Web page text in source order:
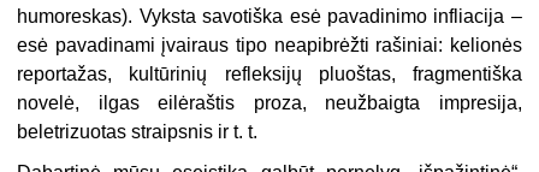
humoreskas). Vyksta savotiška esė pavadinimo infliacija –
esė pavadinami įvairaus tipo neapibrėžti rašiniai: kelionės
reportažas, kultūrinių refleksijų pluoštas, fragmentiška
novelė, ilgas eilėraštis proza, neužbaigta impresija,
beletrizuotas straipsnis ir t. t.